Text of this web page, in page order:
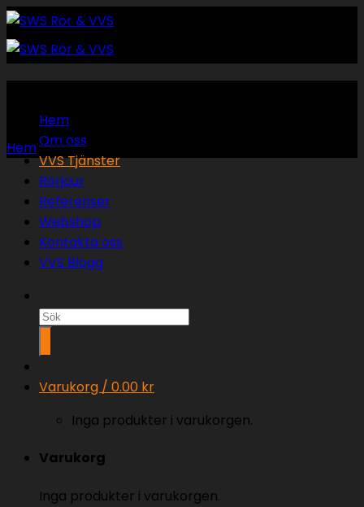
Skip
to
content
Hem
Om oss
VVS Tjänster
Rörjour
Referenser
Webshop
Kontakta oss
VVS Blogg
Sök
Varukorg / 0.00 kr
Inga produkter i varukorgen.
Varukorg
Inga produkter i varukorgen.
Hem/VVS Tjänster